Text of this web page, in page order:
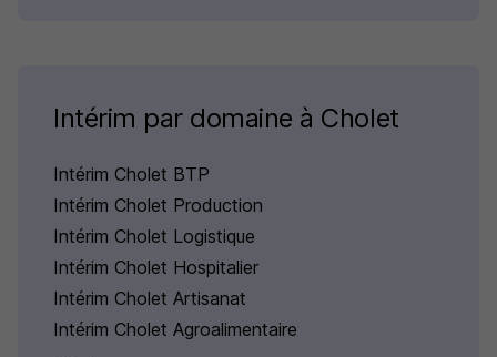
Intérim par domaine à Cholet
Intérim Cholet BTP
Intérim Cholet Production
Intérim Cholet Logistique
Intérim Cholet Hospitalier
Intérim Cholet Artisanat
Intérim Cholet Agroalimentaire